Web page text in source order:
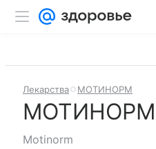
Лекарства МОТИНОРМ
МОТИНОРМ
Motinorm